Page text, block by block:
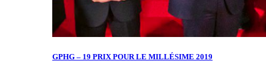
GPHG – 19 PRIX POUR LE MILLÉSIME 2019